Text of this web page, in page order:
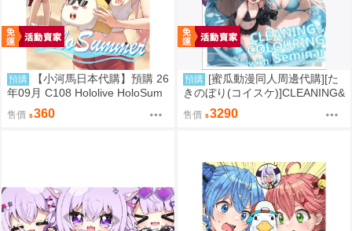
預購
【小河馬日本代購】預購 26
年09月 C108 Hololive HoloSum
mer 繪師:李神の落書き場
售價 360
預購 [蜜瓜動漫同人周邊代購][た
きのぼり(コイスケ)]CLEANING&
COLOURING with Seminar メ
ロンブックス新刊セット【メロ
軸特典版)(同人誌)
售價 3290